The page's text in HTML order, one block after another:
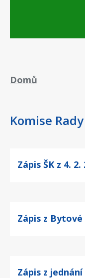
Drobečková
Domů
Komise
Zápis ŠK z 4. 2.
Zápis z Bytové
Zápis z